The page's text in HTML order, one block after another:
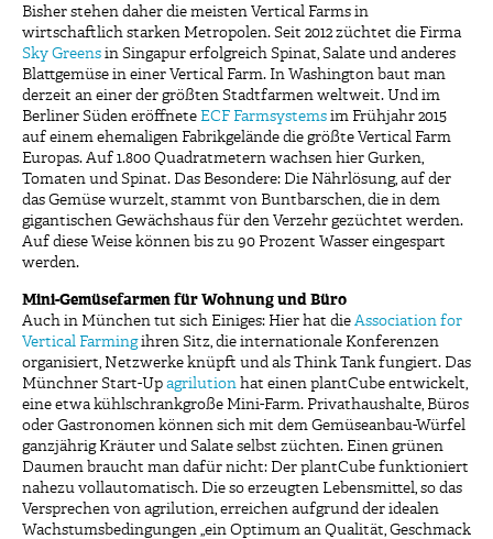
Bisher stehen daher die meisten Vertical Farms in
wirtschaftlich starken Metropolen. Seit 2012 züchtet die Firma
Sky Greens in Singapur erfolgreich Spinat, Salate und anderes
Blattgemüse in einer Vertical Farm. In Washington baut man
derzeit an einer der größten Stadtfarmen weltweit. Und im
Berliner Süden eröffnete ECF Farmsystems im Frühjahr 2015
auf einem ehemaligen Fabrikgelände die größte Vertical Farm
Europas. Auf 1.800 Quadratmetern wachsen hier Gurken,
Tomaten und Spinat. Das Besondere: Die Nährlösung, auf der
das Gemüse wurzelt, stammt von Buntbarschen, die in dem
gigantischen Gewächshaus für den Verzehr gezüchtet werden.
Auf diese Weise können bis zu 90 Prozent Wasser eingespart
werden.
Mini-Gemüsefarmen für Wohnung und Büro
Auch in München tut sich Einiges: Hier hat die Association for
Vertical Farmingihren Sitz, die internationale Konferenzen
organisiert, Netzwerke knüpft und als Think Tank fungiert. Das
Münchner Start-Up agrilution hat einen plantCube entwickelt,
eine etwa kühlschrankgroße Mini-Farm. Privathaushalte, Büros
oder Gastronomen können sich mit dem Gemüseanbau-Würfel
ganzjährig Kräuter und Salate selbst züchten. Einen grünen
Daumen braucht man dafür nicht: Der plantCube funktioniert
nahezu vollautomatisch. Die so erzeugten Lebensmittel, so das
Versprechen von agrilution, erreichen aufgrund der idealen
Wachstumsbedingungen „ein Optimum an Qualität, Geschmack